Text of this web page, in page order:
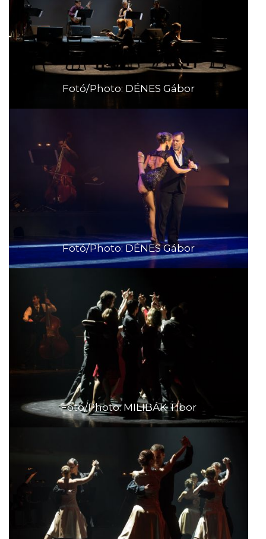
Fotó/Photo: DÉNES Gábor
Fotó/Photo: DÉNES Gábor
Fotó/Photo: MILIBÁK Tibor